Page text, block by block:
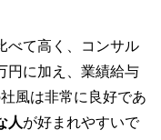
べて高く、コンサル
円に加え、業績給与
風は非常に良好であ
人が好まれやすいで